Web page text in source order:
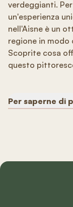
verdeggianti.
un'esperienza
nell'Aisne è un
regione in modo
Scoprite cosa
questo
Per saperne di